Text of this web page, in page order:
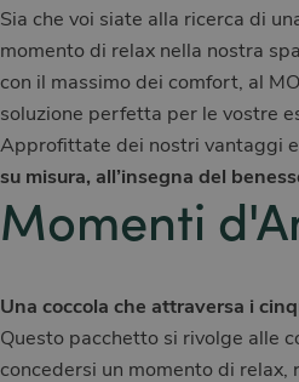
Sia che voi siate alla ricerca di
momento di relax nella nostra
con il massimo dei comfort, al
soluzione perfetta per le vostre
Approfittate dei nostri vantaggi
su misura, all’insegna del
Momenti
Una coccola che attraversa i
Questo pacchetto si rivolge alle
concedersi un momento di